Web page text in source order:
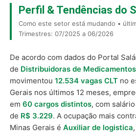
Perfil & Tendências do
Como este setor está mudando •
Trimestres: 07/2025 a 06/2026
De acordo com dados do Portal
de Distribuidoras de Medicamentos
movimentou 12.534 vagas CLT no
Gerais nos últimos 12 meses,
em 60 cargos distintos, com
de R$ 3.229. A ocupação mais
Minas Gerais é Auxiliar de logistica